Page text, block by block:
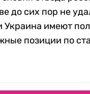
до сих пор не
Украина имеют
позиции по